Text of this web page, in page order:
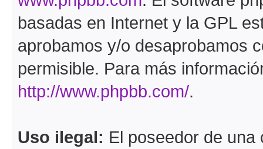
basadas en Internet y la GPL
aprobamos y/o desaprobamos
permisible. Para más
http://www.phpbb.com/.
Uso ilegal: El poseedor de